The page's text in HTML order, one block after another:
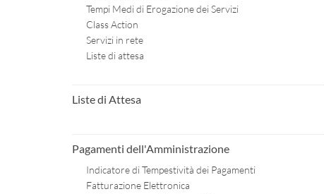
Tempi Medi di Erogazione dei Servizi
Class Action
Servizi in rete
Liste di attesa
Liste di Attesa
Pagamenti dell'Amministrazione
Indicatore di Tempestività dei Pagamenti
Fatturazione Elettronica